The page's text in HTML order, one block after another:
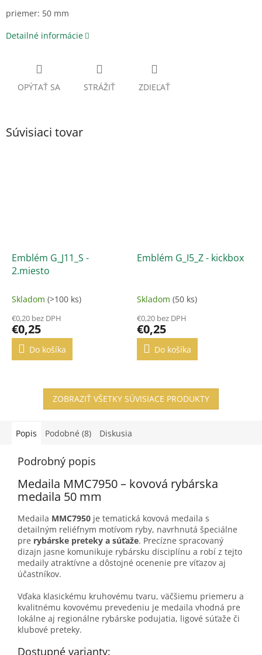
priemer: 50 mm
Detailné informácie
OPÝTAŤ SA STRÁŽIŤ ZDIEĽAŤ
Súvisiaci tovar
Emblém G_J11_S -
2.miesto
Skladom (>100 ks)
€0,20 bez DPH
€0,25
Do košíka
Emblém G_I5_Z - kickbox
Skladom (50 ks)
€0,20 bez DPH
€0,25
Do košíka
ZOBRAZIŤ VŠETKY SÚVISIACE PRODUKTY
Popis Podobné (8) Diskusia
Podrobný popis
Medaila MMC7950 – kovová rybárska
medaila 50 mm
Medaila MMC7950 je tematická kovová medaila s
detailným reliéfnym motívom ryby, navrhnutá špeciálne
pre rybárske preteky a súťaže. Precízne spracovaný
dizajn jasne komunikuje rybársku disciplínu a robí z tejto
medaily atraktívne a dôstojné ocenenie pre víťazov aj
účastníkov.
Vďaka klasickému kruhovému tvaru, väčšiemu priemeru a
kvalitnému kovovému prevedeniu je medaila vhodná pre
lokálne aj regionálne rybárske podujatia, ligové súťaže či
klubové preteky.
Dostupné varianty: